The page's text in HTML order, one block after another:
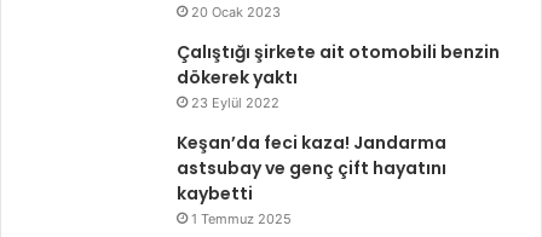
20 Ocak 2023
Çalıştığı şirkete ait otomobili benzin
dökerek yaktı
23 Eylül 2022
Keşan’da feci kaza! Jandarma
astsubay ve genç çift hayatını
kaybetti
1 Temmuz 2025